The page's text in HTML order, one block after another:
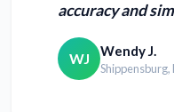
accuracy and
WJ Wendy J.
Shippensburg,